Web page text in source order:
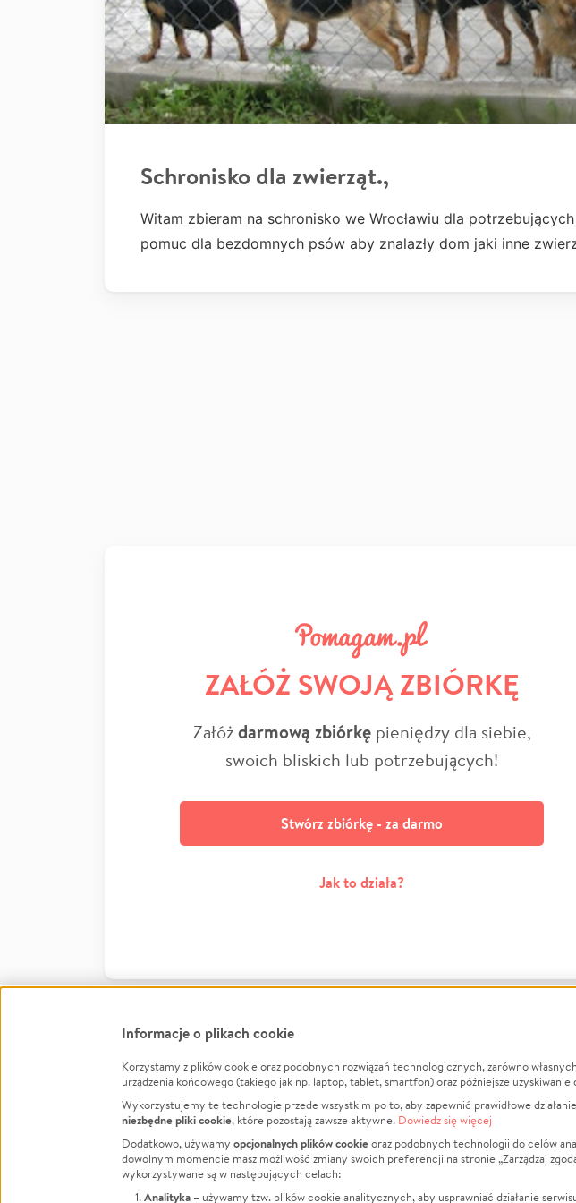
Schronisko dla zwierząt.,
Witam zbieram na schronisko we Wrocławiu dla
pomuc dla bezdomnych psów aby znalazły dom jaki inne
ZAŁÓŻ SWOJĄ ZBIÓRKĘ
Załóżdarmową zbiórkępieniędzy dla siebie,
swoich bliskich lub potrzebujących!
Stwórz zbiórkę - za darmo
Jak to działa?
FacebookTwitter Instagram
LinkedInTikTok Youtube
Informacje
Jak to działa?
Regulamin
Polityka Prywatności
O
Za
Informacje o plikach cookie
Korzystamy z plików cookie oraz podobnych rozwiązań technologicznych, zarówno
urządzenia końcowego (takiego jak np. laptop, tablet, smartfon) oraz późniejsze
Wykorzystujemy te technologie przede wszystkim po to, aby zapewnić prawidłowe
niezbędne pliki cookie, które pozostają zawsze aktywne. Dowiedz się więcej
Dodatkowo, używamy opcjonalnych plików cookieoraz podobnych technologii do celów
dowolnym momencie masz możliwość zmiany swoich preferencji na stronie „Zarządzaj
wykorzystywane są w następujących celach:
Analityka – używamy tzw. plików cookie analitycznych, aby usprawniać działanie